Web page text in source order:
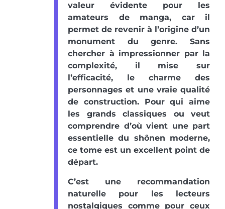
valeur évidente pour les
amateurs de manga, car il
permet de revenir à l’origine d’un
monument du genre. Sans
chercher à impressionner par la
complexité, il mise sur
l’efficacité, le charme des
personnages et une vraie qualité
de construction. Pour qui aime
les grands classiques ou veut
comprendre d’où vient une part
essentielle du shônen moderne,
ce tome est un excellent point de
départ.
C’est une recommandation
naturelle pour les lecteurs
nostalgiques comme pour ceux